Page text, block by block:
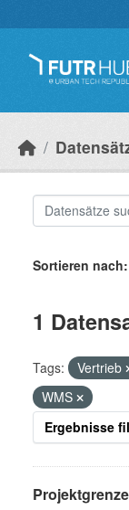
Sortieren nach
1
Tags: Vertrieb
WMS
Ergebnisse
Projektgrenze